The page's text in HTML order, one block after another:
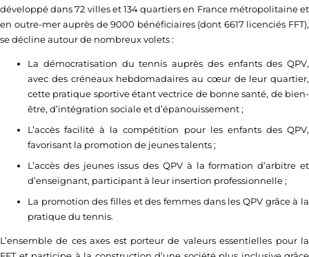
développé dans 72 villes et 134 quartiers en France métropolitaine et
en outre-mer auprès de 9000 bénéficiaires (dont 6617 licenciés FFT),
se décline autour de nombreux volets :
La démocratisation du tennis auprès des enfants des QPV,
avec des créneaux hebdomadaires au cœur de leur quartier,
cette pratique sportive étant vectrice de bonne santé, de bien-
être, d’intégration sociale et d’épanouissement ;
L’accès facilité à la compétition pour les enfants des QPV,
favorisant la promotion de jeunes talents ;
L’accès des jeunes issus des QPV à la formation d’arbitre et
d’enseignant, participant à leur insertion professionnelle ;
La promotion des filles et des femmes dans les QPV grâce à la
pratique du tennis.
L’ensemble de ces axes est porteur de valeurs essentielles pour la